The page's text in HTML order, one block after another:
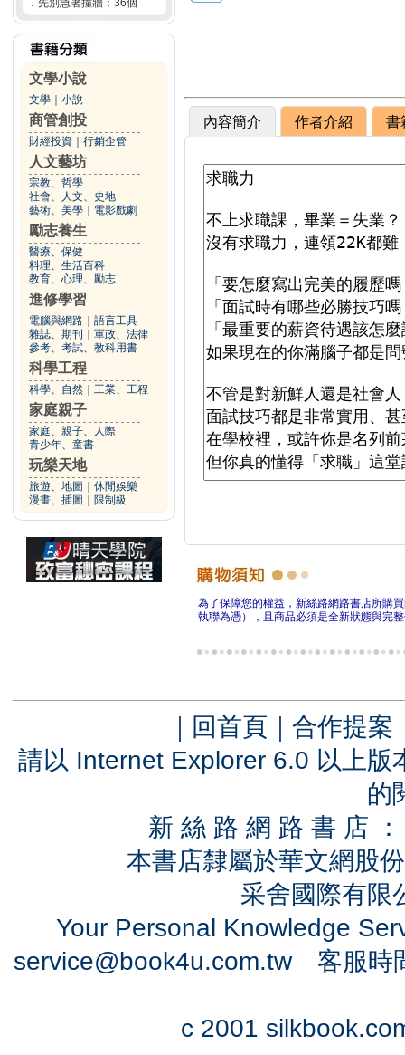
． 先別急著撞牆：36個
文學小說
文學 小說
商管創投
財經投資 行銷企管
人文藝坊
宗教、哲學
社會、人文、史地
藝術、美學
電影戲劇
勵志養生
醫療、保健
料理、生活百科
教育、心理、勵志
進修學習
電腦與網路
語言工具
雜誌、期刊
軍政、法律
參考、考試、教科用書
科學工程
科學、自然 工業、工程
家庭親子
家庭、親子、人際
青少年、童書
玩樂天地
旅遊、地圖
休閒娛樂
漫畫、插圖
限制級
內容簡介 作者介紹 書
為了保障您的權益，新絲路網路書店所購
執聯為憑），且商品必須是全新狀態與完
｜ 回首頁 ｜ 合作提案
請以 Internet Explorer 6.0 以上
的
新 絲 路 網 路 書 店
本書店隸屬於華文網股
采舍國際有
Your Personal Knowledge
service@book4u.com.tw客服時
c 2001